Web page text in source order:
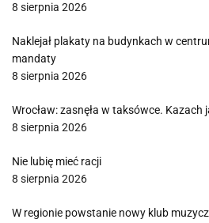
8 sierpnia 2026
Naklejał plakaty na budynkach w
mandaty
8 sierpnia 2026
Wrocław: zasnęła w taksówce. Kazach
8 sierpnia 2026
Nie lubię mieć racji
8 sierpnia 2026
W regionie powstanie nowy klub